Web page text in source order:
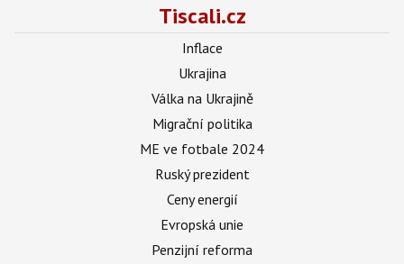
Tiscali.cz
Inflace
Ukrajina
Válka na Ukrajině
Migrační politika
ME ve fotbale 2024
Ruský prezident
Ceny energií
Evropská unie
Penzijní reforma